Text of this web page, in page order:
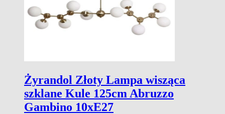
Żyrandol Złoty Lampa wisząca
szklane Kule 125cm Abruzzo
Gambino 10xE27